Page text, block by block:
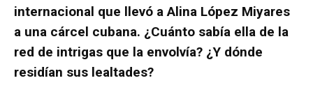
internacional que llevó a Alina López Miyares
a una cárcel cubana. ¿Cuánto sabía ella de la
red de intrigas que la envolvía? ¿Y dónde
residían sus lealtades?